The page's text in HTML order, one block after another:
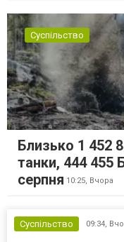
Суспільство
Близько 1 452
танки, 444 455
серпня 10:25, Вчора
Суспільство 09:34,